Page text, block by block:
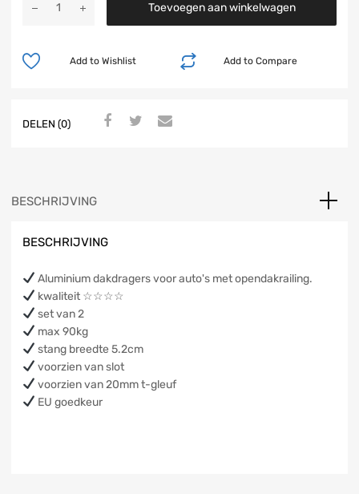
Toevoegen aan winkelwagen
Add to Compare
Add to Wishlist
DELEN (0)
BESCHRIJVING
BESCHRIJVING
Aluminium dakdragers voor auto's met opendakrailing.
kwaliteit ☆☆☆☆
set van 2
max 90kg
stang breedte 5.2cm
voorzien van slot
voorzien van 20mm t-gleuf
EU goedkeur